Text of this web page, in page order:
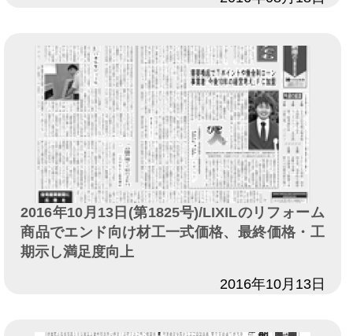
2016年10月13日(第1825号)/LIXILのリフォーム
商品でエンド向け材工一式価格、最終価格・工
期示し満足度向上
2016年10月13日